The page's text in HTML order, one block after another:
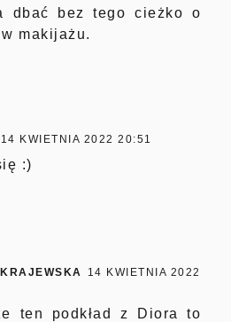
dbać bez tego cieżko o
makijażu.
14 KWIETNIA 2022 20:51
:)
14 KWIETNIA 2022
ten podkład z Diora to